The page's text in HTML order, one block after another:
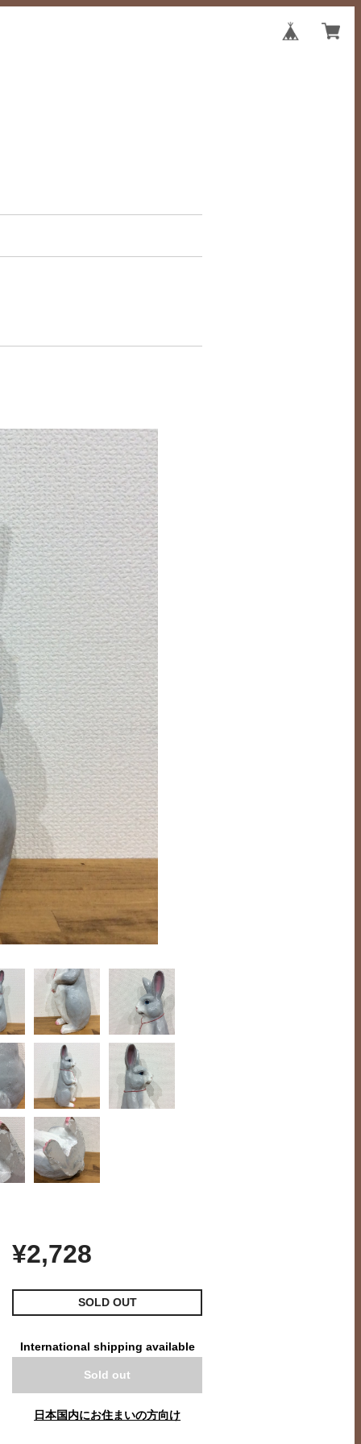
¥2,728
SOLD OUT
International shipping available
Sold out
日本国内にお住まいの方向け